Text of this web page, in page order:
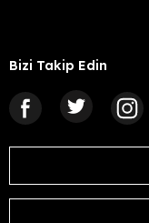
Bizi Takip Edin